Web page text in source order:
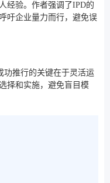
经验。作者强调了IPD的
吁企业量力而行，避免误
功推行的关键在于灵活运
择和实施，避免盲目模